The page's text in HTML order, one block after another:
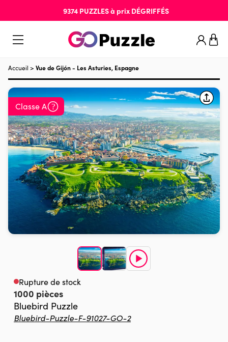
9374 PUZZLESà prix DÉGRIFFÉS
Accueil > Vue de Gijón - Les Asturies, Espagne
Classe A
Rupture de stock
1000 pièces
Bluebird Puzzle
Bluebird-Puzzle-F-91027-GO-2